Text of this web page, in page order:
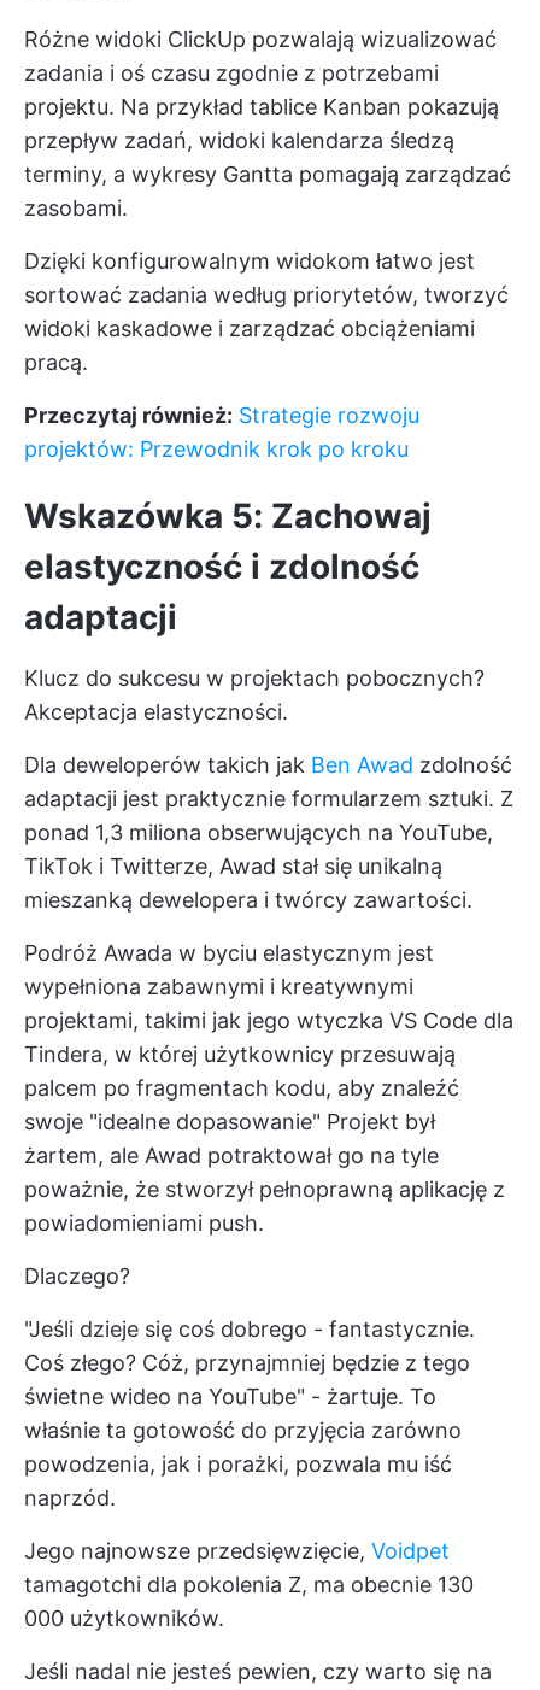
Różne widoki ClickUp pozwalają wizualizować
zadania i oś czasu zgodnie z potrzebami
projektu. Na przykład tablice Kanban pokazują
przepływ zadań, widoki kalendarza śledzą
terminy, a wykresy Gantta pomagają zarządzać
zasobami.
Dzięki konfigurowalnym widokom łatwo jest
sortować zadania według priorytetów, tworzyć
widoki kaskadowe i zarządzać obciążeniami
pracą.
Przeczytaj również: Strategie rozwoju
projektów: Przewodnik krok po kroku
Wskazówka 5: Zachowaj
elastyczność i zdolność
adaptacji
Klucz do sukcesu w projektach pobocznych?
Akceptacja elastyczności.
Dla deweloperów takich jak Ben Awad zdolność
adaptacji jest praktycznie formularzem sztuki. Z
ponad 1,3 miliona obserwujących na YouTube,
TikTok i Twitterze, Awad stał się unikalną
mieszanką dewelopera i twórcy zawartości.
Podróż Awada w byciu elastycznym jest
wypełniona zabawnymi i kreatywnymi
projektami, takimi jak jego wtyczka VS Code dla
Tindera, w której użytkownicy przesuwają
palcem po fragmentach kodu, aby znaleźć
swoje "idealne dopasowanie" Projekt był
żartem, ale Awad potraktował go na tyle
poważnie, że stworzył pełnoprawną aplikację z
powiadomieniami push.
Dlaczego?
"Jeśli dzieje się coś dobrego - fantastycznie.
Coś złego? Cóż, przynajmniej będzie z tego
świetne wideo na YouTube" - żartuje. To
właśnie ta gotowość do przyjęcia zarówno
powodzenia, jak i porażki, pozwala mu iść
naprzód.
Jego najnowsze przedsięwzięcie, Voidpet
tamagotchi dla pokolenia Z, ma obecnie 130
000 użytkowników.
Jeśli nadal nie jesteś pewien, czy warto się na